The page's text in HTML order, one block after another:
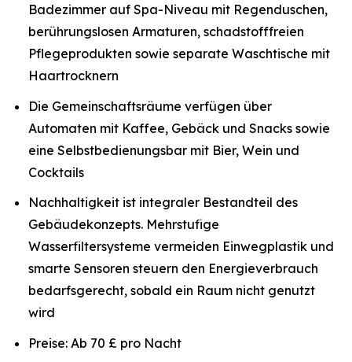
Badezimmer auf Spa-Niveau mit Regenduschen,
berührungslosen Armaturen, schadstofffreien
Pflegeprodukten sowie separate Waschtische mit
Haartrocknern
Die Gemeinschaftsräume verfügen über
Automaten mit Kaffee, Gebäck und Snacks sowie
eine Selbstbedienungsbar mit Bier, Wein und
Cocktails
Nachhaltigkeit ist integraler Bestandteil des
Gebäudekonzepts. Mehrstufige
Wasserfiltersysteme vermeiden Einwegplastik und
smarte Sensoren steuern den Energieverbrauch
bedarfsgerecht, sobald ein Raum nicht genutzt
wird
Preise: Ab 70 £ pro Nacht